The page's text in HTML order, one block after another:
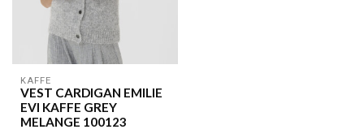
KAFFE
VEST CARDIGAN EMILIE
EVI KAFFE GREY
MELANGE 100123